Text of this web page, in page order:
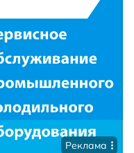
Реклама